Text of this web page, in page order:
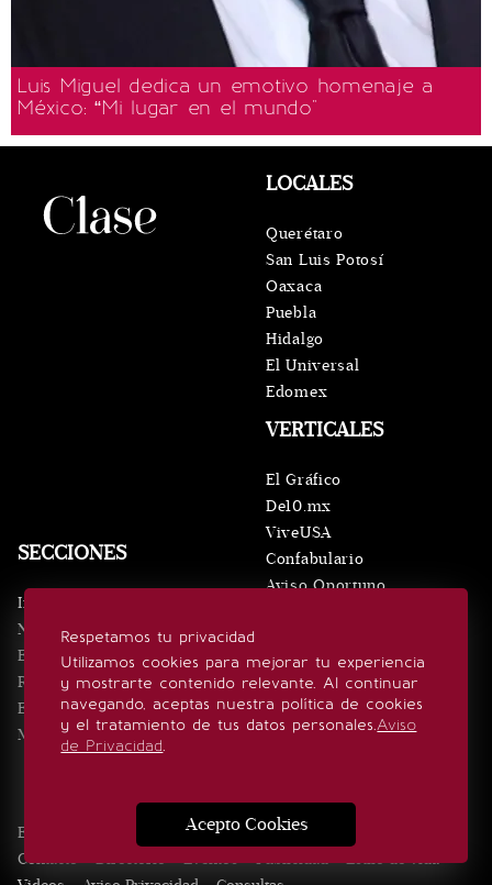
Luis Miguel dedica un emotivo homenaje a
México: “Mi lugar en el mundo"
Respetamos tu privacidad
Utilizamos cookies para mejorar tu experiencia
y mostrarte contenido relevante. Al continuar
navegando, aceptas nuestra política de cookies
y el tratamiento de tus datos personales.Aviso
de Privacidad.
Acepto Cookies
SECCIONES
Inicio
Noticias
Eventos
Realeza
Estilo de vida
Minuto x Minuto
VERTICALES
El Gráfico
De10.mx
ViveUSA
Confabulario
Aviso Oportuno
LOCALES
Querétaro
San Luis Potosí
Oaxaca
Puebla
Hidalgo
El Universal
Edomex
SÍGUENOS
Edición Impresa Noticias Quiénes somos
Contacto
Directorio Eventos Publicidad
Estilo de vida